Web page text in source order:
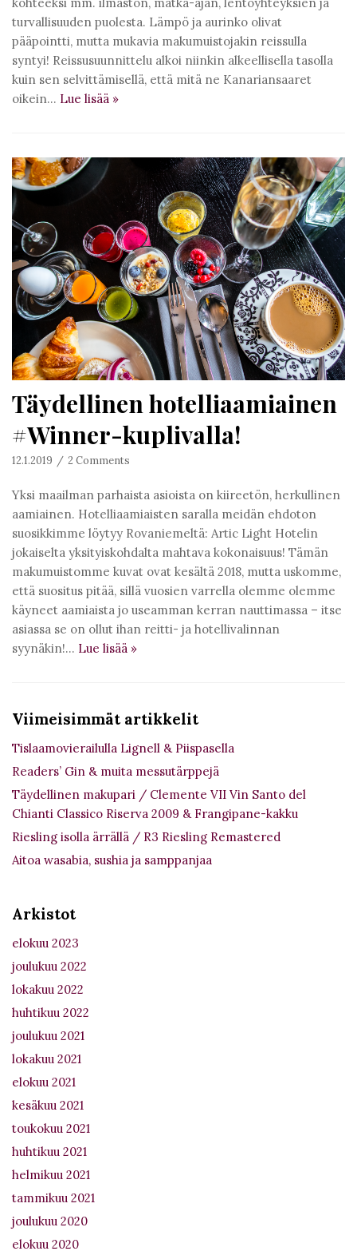
kohteeksi mm. ilmaston, matka-ajan, lentoyhteyksien ja
turvallisuuden puolesta. Lämpö ja aurinko olivat
pääpointti, mutta mukavia makumuistojakin reissulla
syntyi! Reissusuunnittelu alkoi niinkin alkeellisella tasolla
kuin sen selvittämisellä, että mitä ne Kanariansaaret
oikein… Lue lisää »
Täydellinen hotelliaamiainen
#Winner-kuplivalla!
12.1.2019 2 Comments
Yksi maailman parhaista asioista on kiireetön, herkullinen
aamiainen. Hotelliaamiaisten saralla meidän ehdoton
suosikkimme löytyy Rovaniemeltä: Artic Light Hotelin
jokaiselta yksityiskohdalta mahtava kokonaisuus! Tämän
makumuistomme kuvat ovat kesältä 2018, mutta uskomme,
että suositus pitää, sillä vuosien varrella olemme olemme
käyneet aamiaista jo useamman kerran nauttimassa – itse
asiassa se on ollut ihan reitti- ja hotellivalinnan
syynäkin!… Lue lisää »
Viimeisimmät artikkelit
Tislaamovierailulla Lignell & Piispasella
Readers’ Gin & muita messutärppejä
Täydellinen makupari / Clemente VII Vin Santo del
Chianti Classico Riserva 2009 & Frangipane-kakku
Riesling isolla ärrällä / R3 Riesling Remastered
Aitoa wasabia, sushia ja samppanjaa
Arkistot
elokuu 2023
joulukuu 2022
lokakuu 2022
huhtikuu 2022
joulukuu 2021
lokakuu 2021
elokuu 2021
kesäkuu 2021
toukokuu 2021
huhtikuu 2021
helmikuu 2021
tammikuu 2021
joulukuu 2020
elokuu 2020